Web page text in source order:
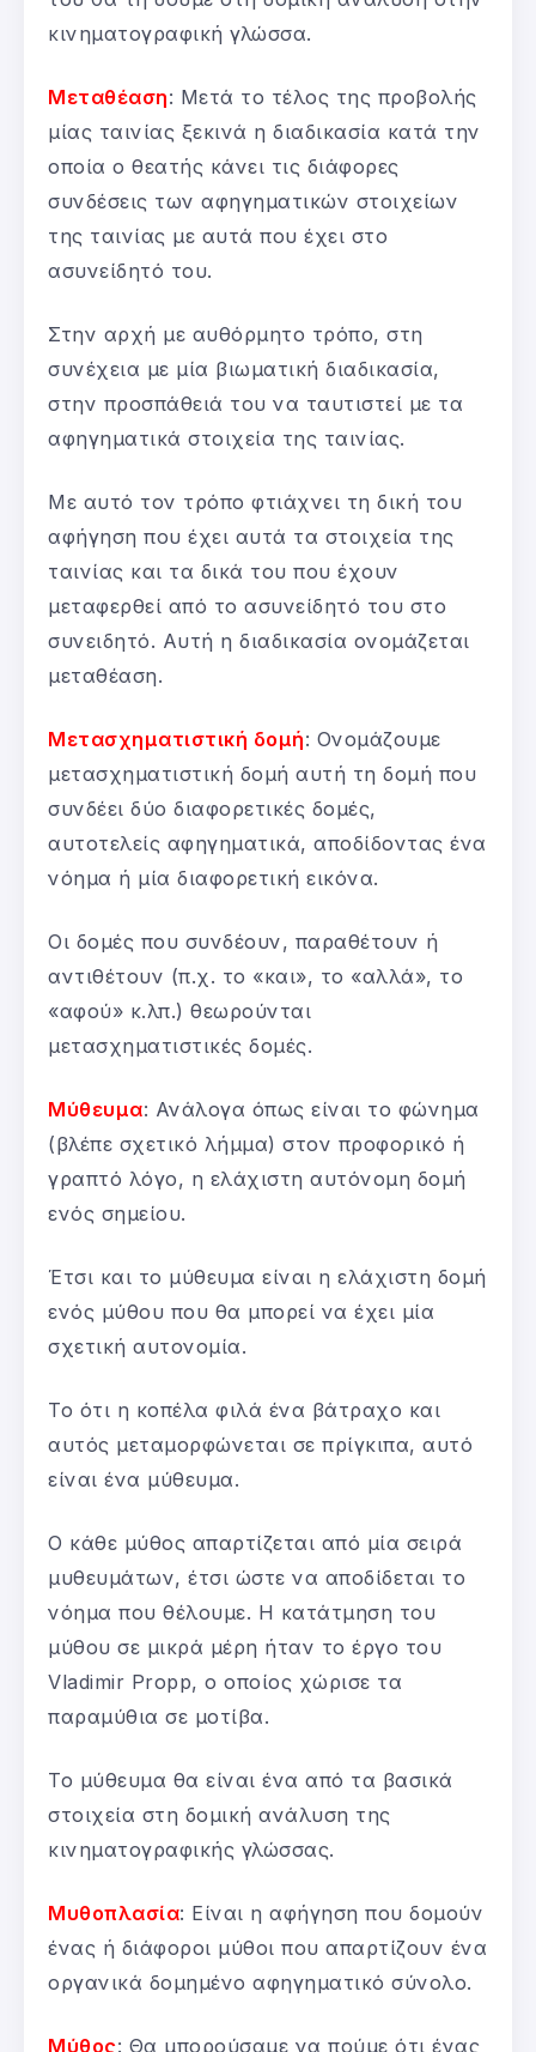
κινηματογραφική γλώσσα.
Μεταθέαση: Μετά το τέλος της προβολής
μίας ταινίας ξεκινά η διαδικασία κατά την
οποία ο θεατής κάνει τις διάφορες
συνδέσεις των αφηγηματικών στοιχείων
της ταινίας με αυτά που έχει στο
ασυνείδητό του.
Στην αρχή με αυθόρμητο τρόπο, στη
συνέχεια με μία βιωματική διαδικασία,
στην προσπάθειά του να ταυτιστεί με τα
αφηγηματικά στοιχεία της ταινίας.
Με αυτό τον τρόπο φτιάχνει τη δική του
αφήγηση που έχει αυτά τα στοιχεία της
ταινίας και τα δικά του που έχουν
μεταφερθεί από το ασυνείδητό του στο
συνειδητό. Αυτή η διαδικασία ονομάζεται
μεταθέαση.
Μετασχηματιστική δομή: Ονομάζουμε
μετασχηματιστική δομή αυτή τη δομή που
συνδέει δύο διαφορετικές δομές,
αυτοτελείς αφηγηματικά, αποδίδοντας ένα
νόημα ή μία διαφορετική εικόνα.
Οι δομές που συνδέουν, παραθέτουν ή
αντιθέτουν (π.χ. το «και», το «αλλά», το
«αφού» κ.λπ.) θεωρούνται
μετασχηματιστικές δομές.
Μύθευμα: Ανάλογα όπως είναι το φώνημα
(βλέπε σχετικό λήμμα) στον προφορικό ή
γραπτό λόγο, η ελάχιστη αυτόνομη δομή
ενός σημείου.
Έτσι και το μύθευμα είναι η ελάχιστη δομή
ενός μύθου που θα μπορεί να έχει μία
σχετική αυτονομία.
Το ότι η κοπέλα φιλά ένα βάτραχο και
αυτός μεταμορφώνεται σε πρίγκιπα, αυτό
είναι ένα μύθευμα.
Ο κάθε μύθος απαρτίζεται από μία σειρά
μυθευμάτων, έτσι ώστε να αποδίδεται το
νόημα που θέλουμε. Η κατάτμηση του
μύθου σε μικρά μέρη ήταν το έργο του
Vladimir Propp, ο οποίος χώρισε τα
παραμύθια σε μοτίβα.
Το μύθευμα θα είναι ένα από τα βασικά
στοιχεία στη δομική ανάλυση της
κινηματογραφικής γλώσσας.
Μυθοπλασία: Είναι η αφήγηση που δομούν
ένας ή διάφοροι μύθοι που απαρτίζουν ένα
οργανικά δομημένο αφηγηματικό σύνολο.
Μύθος: Θα μπορούσαμε να πούμε ότι ένας